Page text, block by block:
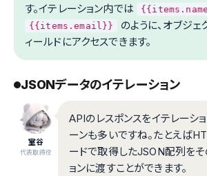
す。イテレーション内では
{{items.email}}
のように、オブジェ
ィールドにアクセスできます。
JSONデータのイテレーション
室谷
代表取締役
APIのレスポンスをイテレーシ
ーンも多いですね。たとえば
ードで取得したJSON配列を
ョンに渡すことができます。